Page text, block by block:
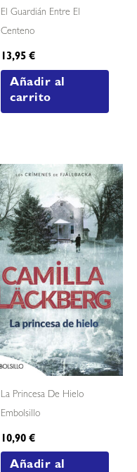
El Guardián Entre El
Centeno
13,95€
Añadir al
carrito
La Princesa De Hielo
Embolsillo
10,90€
Añadir al